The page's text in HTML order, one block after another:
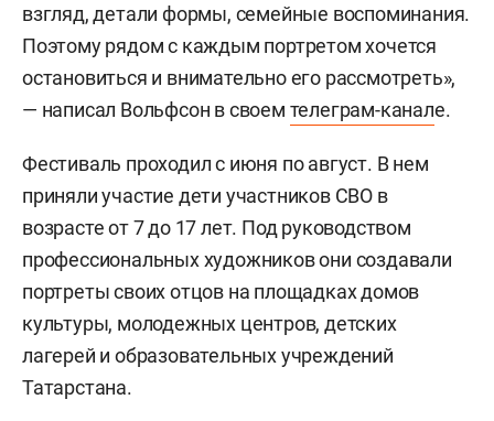
взгляд, детали формы, семейные воспоминания.
Поэтому рядом с каждым портретом хочется
остановиться и внимательно его рассмотреть»,
— написал Вольфсон в своем телеграм-канале.
Фестиваль проходил с июня по август. В нем
приняли участие дети участников СВО в
возрасте от 7 до 17 лет. Под руководством
профессиональных художников они создавали
портреты своих отцов на площадках домов
культуры, молодежных центров, детских
лагерей и образовательных учреждений
Татарстана.